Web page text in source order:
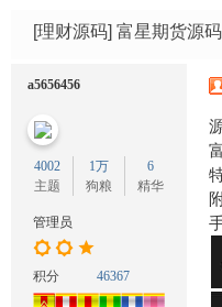
[理财源码] 富星期货源
a5656456
4002
主题
1万
狗粮
6
精华
管理员
积分 46367